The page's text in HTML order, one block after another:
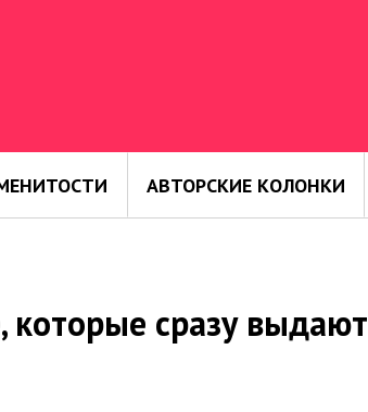
АВТОРСКИЕ КОЛОНКИ
которые сразу выдают